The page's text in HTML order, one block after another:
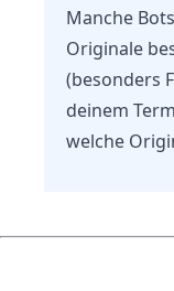
Manche
Originale
(besonders
deinem
welche